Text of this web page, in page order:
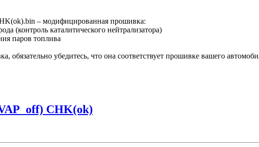
– модифицированная прошивка:
(контроль каталитического нейтрализатора)
паров топлива
обязательно убедитесь, что она соответствует прошивке вашего
CHK(ok)